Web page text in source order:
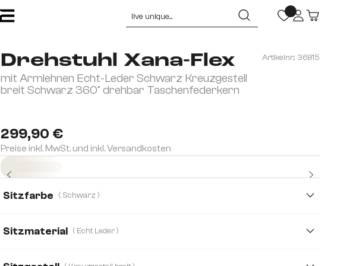
Drehstuhl Xana-Flex
mit Armlehnen Echt-Leder Schwarz Kreuzgestell
breit Schwarz 360° drehbar Taschenfederkern
Artikelnr.: 36815
299,90 €
Preise inkl. MwSt. und inkl. Versandkosten
Sitzfarbe ( Schwarz )
Sitzmaterial ( Echt Leder )